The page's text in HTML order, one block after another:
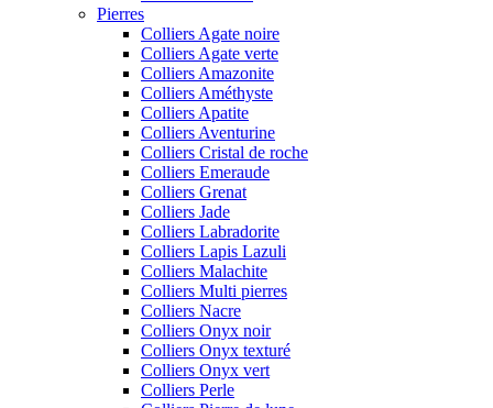
Pierres
Colliers Agate noire
Colliers Agate verte
Colliers Amazonite
Colliers Améthyste
Colliers Apatite
Colliers Aventurine
Colliers Cristal de roche
Colliers Emeraude
Colliers Grenat
Colliers Jade
Colliers Labradorite
Colliers Lapis Lazuli
Colliers Malachite
Colliers Multi pierres
Colliers Nacre
Colliers Onyx noir
Colliers Onyx texturé
Colliers Onyx vert
Colliers Perle